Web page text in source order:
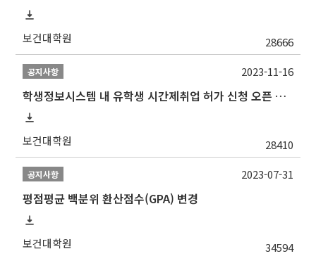
보건대학원 28666
공지사항
학생정보시스템 내 유학생 시간제취업 허가 신청 오픈 안내
보건대학원 28410
2023-11-16
공지사항
평점평균 백분위 환산점수(GPA) 변경
보건대학원 34594
2023-07-31